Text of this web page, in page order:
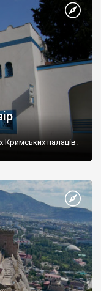
Кримських палаців.